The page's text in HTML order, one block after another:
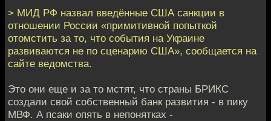
> МИД РФ назвал введённые США санкции в
отношении России «примитивной попыткой
отомстить за то, что события на Украине
развиваются не по сценарию США», сообщается на
сайте ведомства.
Это они еще и за то мстят, что страны БРИКС
создали свой собственный банк развития - в пику
МВФ. А псаки опять в непонятках -